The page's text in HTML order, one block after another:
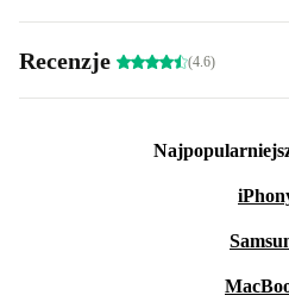
Recenzje (4.6)